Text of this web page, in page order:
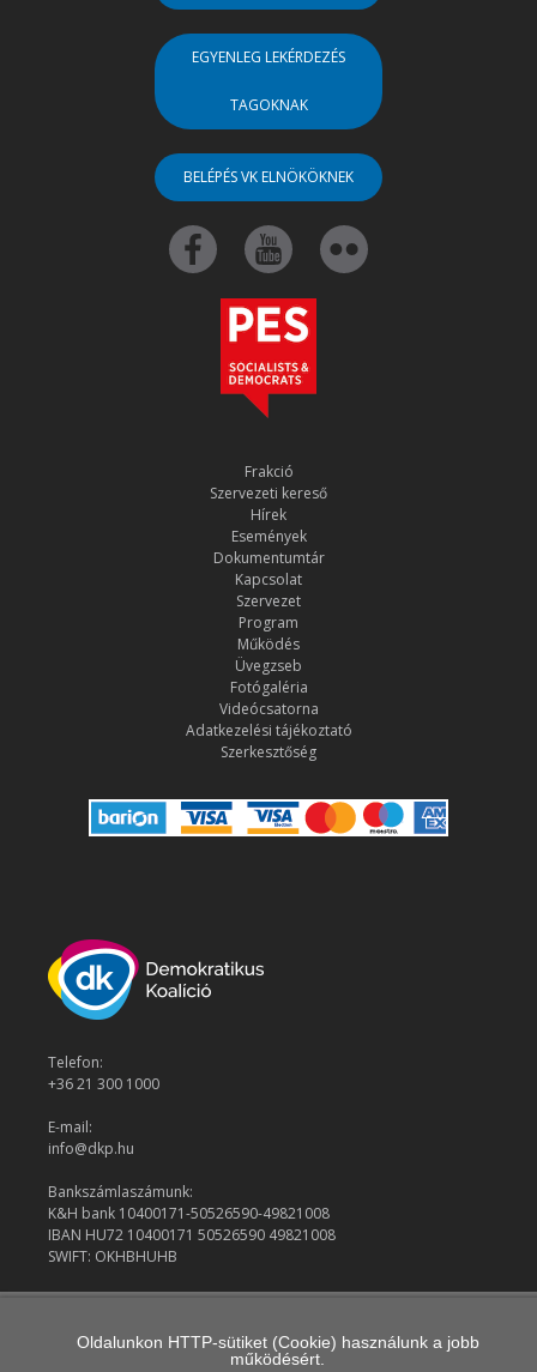
EGYENLEG LEKÉRDEZÉS
TAGOKNAK
BELÉPÉS VK ELNÖKÖKNEK
Frakció
Szervezeti kereső
Hírek
Események
Dokumentumtár
Kapcsolat
Szervezet
Program
Működés
Üvegzseb
Fotógaléria
Videócsatorna
Adatkezelési tájékoztató
Szerkesztőség
Telefon:
+36 21 300 1000
E-mail:
info@dkp.hu
Bankszámlaszámunk:
K&H bank 10400171-50526590-49821008
IBAN HU72 10400171 50526590 49821008
SWIFT: OKHBHUHB
Oldalunkon HTTP-sütiket (Cookie) használunk a jobb
működésért.